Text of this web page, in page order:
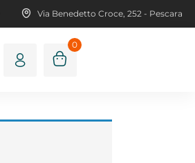
Via Benedetto Croce, 252 - Pescara
0